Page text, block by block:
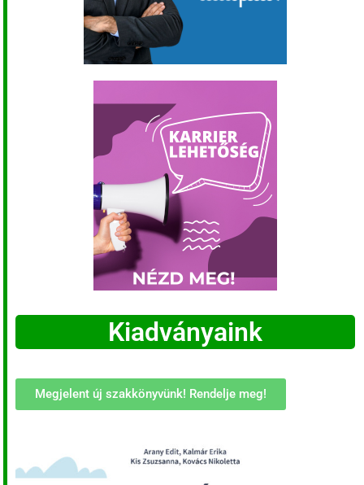
Kiadványaink
Megjelent új szakkönyvünk! Rendelje meg!